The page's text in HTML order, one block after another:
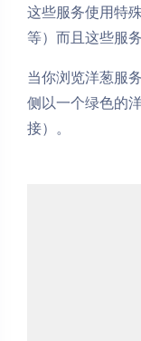
这些服务使用特
等）而且这些服
当你浏览洋葱服
侧以一个绿色的
接）。